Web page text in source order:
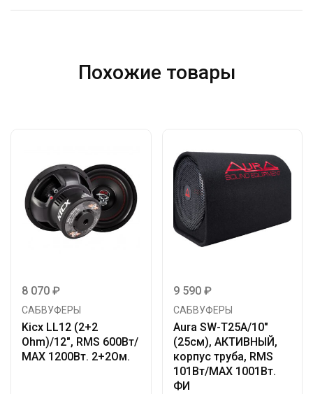
Похожие товары
8 070 ₽
САБВУФЕРЫ
Kicx LL12 (2+2
Ohm)/12″, RMS 600Вт/
МАХ 1200Вт. 2+2Ом.
9 590 ₽
САБВУФЕРЫ
Aura SW-T25A/10″
(25см), АКТИВНЫЙ,
корпус труба, RMS
101Вт/МАХ 1001Вт.
ФИ